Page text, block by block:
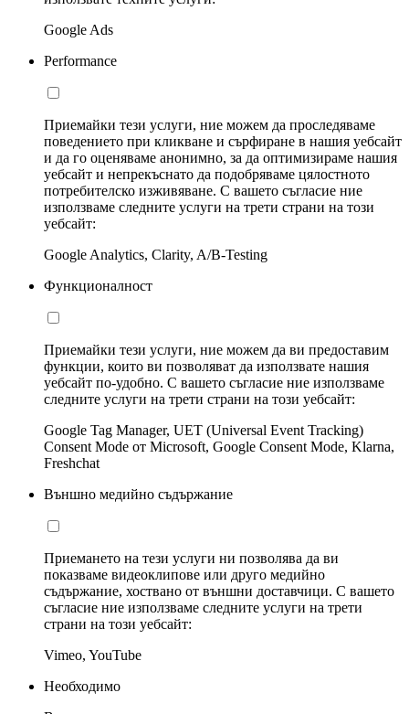
Google Ads
Performance
Приемайки тези услуги, ние можем да проследяваме
поведението при кликване и сърфиране в нашия уебсайт
и да го оценяваме анонимно, за да оптимизираме нашия
уебсайт и непрекъснато да подобряваме цялостното
потребителско изживяване. С вашето съгласие ние
използваме следните услуги на трети страни на този
уебсайт:
Google Analytics, Clarity, A/B-Testing
Функционалност
Приемайки тези услуги, ние можем да ви предоставим
функции, които ви позволяват да използвате нашия
уебсайт по-удобно. С вашето съгласие ние използваме
следните услуги на трети страни на този уебсайт:
Google Tag Manager, UET (Universal Event Tracking)
Consent Mode от Microsoft, Google Consent Mode, Klarna,
Freshchat
Външно медийно съдържание
Приемането на тези услуги ни позволява да ви
показваме видеоклипове или друго медийно
съдържание, хоствано от външни доставчици. С вашето
съгласие ние използваме следните услуги на трети
страни на този уебсайт:
Vimeo, YouTube
Необходимо